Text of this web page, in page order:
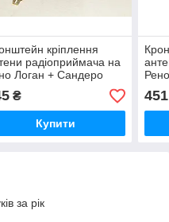
кріплення
радіоприймача на
Логан + Сандеро
2012 ASAM
07446
₴
Купити
451
за рік